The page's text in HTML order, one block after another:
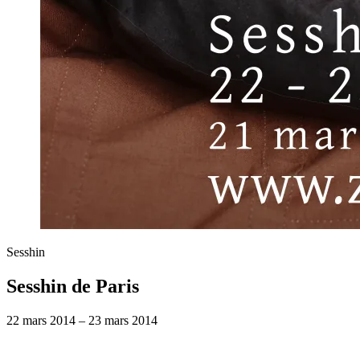
Sesshin
Sesshin de Paris
22 mars 2014 – 23 mars 2014